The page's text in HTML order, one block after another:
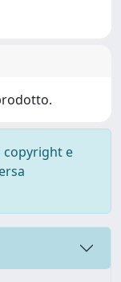
copyright e